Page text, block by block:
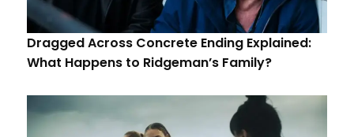
Dragged Across Concrete Ending Explained:
What Happens to Ridgeman’s Family?